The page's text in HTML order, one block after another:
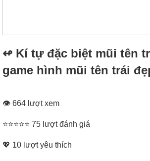
↫ Kí tự đặc biệt mũi tên
game hình mũi tên trái
👁 664 lượt xem
⭐⭐⭐⭐⭐ 75 lượt đánh giá
💖 10 lượt yêu thích